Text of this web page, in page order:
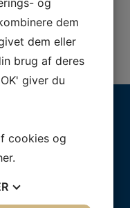
hurtigst
dem
dem eller
brug af deres
giver du
cookies og
.